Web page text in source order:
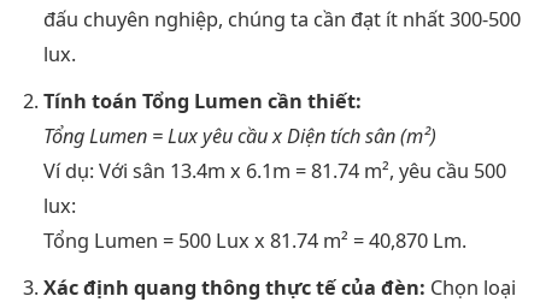
đấu chuyên nghiệp, chúng ta cần đạt ít nhất 300-500
lux.
Tính toán Tổng Lumen cần thiết:
Tổng Lumen = Lux yêu cầu x Diện tích sân (m²)
Ví dụ: Với sân 13.4m x 6.1m = 81.74 m², yêu cầu 500
lux:
Tổng Lumen = 500 Lux x 81.74 m² = 40,870 Lm.
Xác định quang thông thực tế của đèn: Chọn loại